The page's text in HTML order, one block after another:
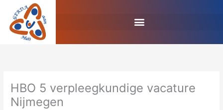
naar
HBO 5 verpleegkundige vacature
Nijmegen